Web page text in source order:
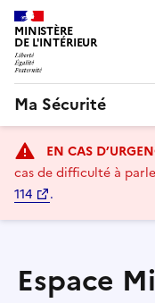
MINISTÈRE
DE L'INTÉRIEUR
Ma Sécurité
principaleEN CAS
cas de difficulté à
114
.
Espace